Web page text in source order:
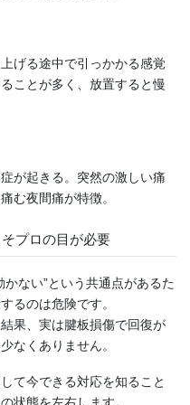
げる途中で引っかかる感覚
ことが多く、放置すると慢
が起きる。突然の激しい痛
む夜間痛が特徴。
プロの目が必要
ない”という共通点があるた
るのは危険です。
果、実は腱板損傷で回復が
なくありません。
て今できる対応を知ること